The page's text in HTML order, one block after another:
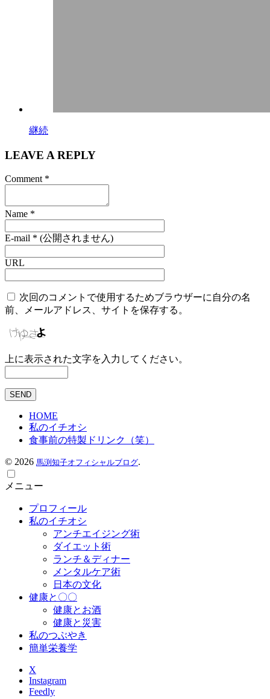
継続
LEAVE A REPLY
Comment *
Name *
E-mail * (公開されません)
URL
次回のコメントで使用するためブラウザーに自分の名
前、メールアドレス、サイトを保存する。
上に表示された文字を入力してください。
HOME
私のイチオシ
食事前の特製ドリンク（笑）
© 2026 馬渕知子オフィシャルブログ.
メニュー
プロフィール
私のイチオシ
アンチエイジング術
ダイエット術
ランチ＆ディナー
メンタルケア術
日本の文化
健康と〇〇
健康とお酒
健康と災害
私のつぶやき
簡単栄養学
X
Instagram
Feedly